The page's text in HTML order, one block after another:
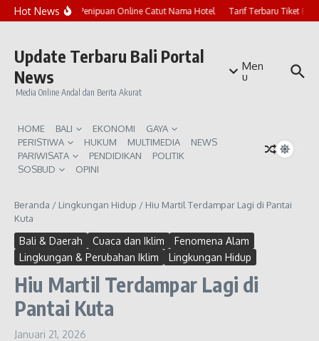
Lewati ke konten
Hot NewsMarak Penipuan Online Catut Nama Hotel Tarif Terbaru Tiket
Update Terbaru Bali Portal
News
Media Online Andal dan Berita Akurat
Men
u
HOME BALI EKONOMI
GAYA
PERISTIWA
HUKUM MULTIMEDIA
NEWS
PARIWISATA
PENDIDIKAN
POLITIK
SOSBUD
OPINI
Beranda / Lingkungan Hidup / Hiu Martil Terdampar Lagi di Pantai
Kuta
Bali & Daerah Cuaca dan Iklim
Fenomena Alam
Lingkungan & Perubahan Iklim
Lingkungan Hidup
Hiu Martil Terdampar Lagi di
Pantai Kuta
Januari 21, 2026